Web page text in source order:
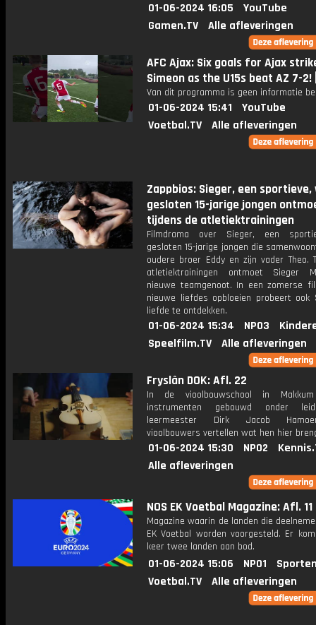
01-06-2024 16:05
YouTube
Gamen.TV
Alle afleveringen
AFC Ajax: Six goals for Ajax
Simeon as the U15s beat AZ 7-2!
Van dit programma is geen informatie
01-06-2024 15:41
YouTube
Voetbal.TV
Alle afleveringen
Zappbios: Sieger, een
gesloten 15-jarige jongen
tijdens de atletiektrainingen
Filmdrama over Sieger, een
gesloten 15-jarige jongen die
oudere broer Eddy en zijn vader Theo.
atletiektrainingen ontmoet Sieger
nieuwe teamgenoot. In een zomerse
nieuwe liefdes opbloeien probeert ook
liefde te ontdekken.
01-06-2024 15:34 NPO3
Speelfilm.TV
Alle afleveringen
Fryslân DOK: Afl. 22
In de vioolbouwschool in
instrumenten gebouwd onder
leermeester Dirk Jacob
vioolbouwers vertellen wat hen hier
01-06-2024 15:30 NPO2
Alle afleveringen
NOS EK Voetbal Magazine: Afl. 11
Magazine waarin de landen die
EK Voetbal worden voorgesteld. Er
keer twee landen aan bod.
01-06-2024 15:06 NPO1
Voetbal.TV
Alle afleveringen